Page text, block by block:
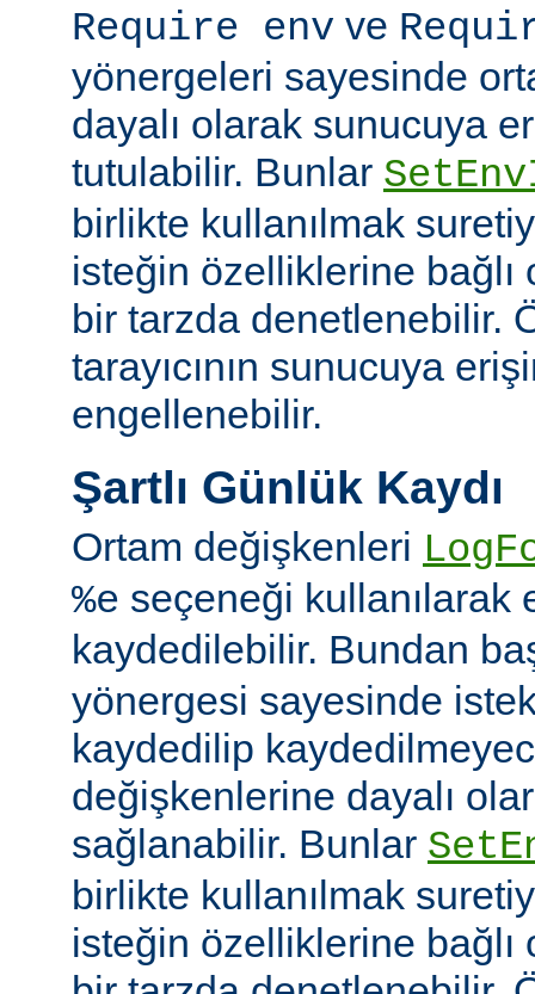
Require env ve
yönergeleri sayesinde
dayalı olarak sunucuya
tutulabilir. Bunlar
birlikte kullanılmak
isteğin özelliklerine
bir tarzda denetlenebilir.
tarayıcının sunucuya
engellenebilir.
Şartlı Günlük Kaydı
Ortam değişkenleri
%e seçeneği kullanılarak
kaydedilebilir. Bundan
yönergesi sayesinde
kaydedilip
değişkenlerine dayalı
sağlanabilir. Bunlar
birlikte kullanılmak
isteğin özelliklerine